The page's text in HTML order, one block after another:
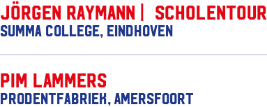
Jörgen Raymann | Scholentour
Summa College, Eindhoven
Pim Lammers
Prodentfabriek, Amersfoort